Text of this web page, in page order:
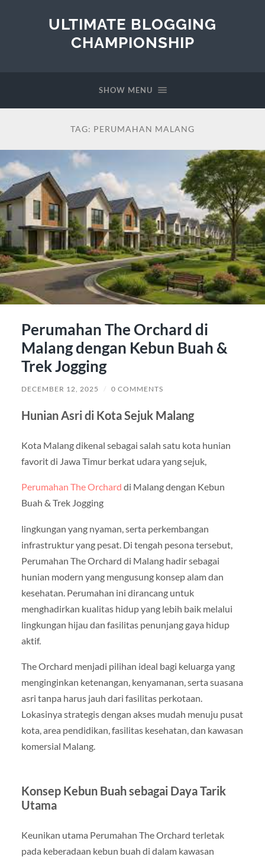
ULTIMATE BLOGGING
CHAMPIONSHIP
SHOW MENU
TAG: PERUMAHAN MALANG
Perumahan The Orchard di
Malang dengan Kebun Buah &
Trek Jogging
DECEMBER 12, 2025 / 0 COMMENTS
Hunian Asri di Kota Sejuk Malang
Kota Malang dikenal sebagai salah satu kota hunian
favorit di Jawa Timur berkat udara yang sejuk,
Perumahan The Orchard di Malang dengan Kebun
Buah & Trek Jogging
lingkungan yang nyaman, serta perkembangan
infrastruktur yang pesat. Di tengah pesona tersebut,
Perumahan The Orchard di Malang hadir sebagai
hunian modern yang mengusung konsep alam dan
kesehatan. Perumahan ini dirancang untuk
menghadirkan kualitas hidup yang lebih baik melalui
lingkungan hijau dan fasilitas penunjang gaya hidup
aktif.
The Orchard menjadi pilihan ideal bagi keluarga yang
menginginkan ketenangan, kenyamanan, serta suasana
asri tanpa harus jauh dari fasilitas perkotaan.
Lokasinya strategis dengan akses mudah menuju pusat
kota, area pendidikan, fasilitas kesehatan, dan kawasan
komersial Malang.
Konsep Kebun Buah sebagai Daya Tarik
Utama
Keunikan utama Perumahan The Orchard terletak
pada keberadaan kebun buah di dalam kawasan